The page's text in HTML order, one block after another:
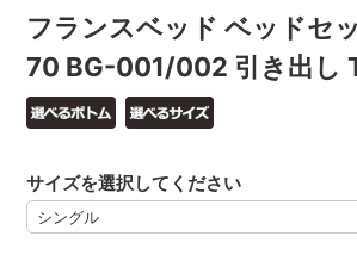
フランスベッド ベッドセ
70 BG-001/002 引き出し
サイズを選択してください